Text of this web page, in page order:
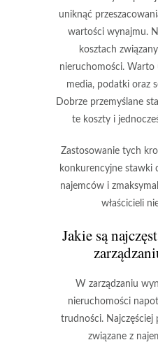
uniknąć
wartości wynajmu.
kosztach
nieruchomości.Warto
media, podatki oraz
Dobrze przemyślane
te koszty i
Zastosowanie tych
konkurencyjne stawki
najemców i
właścicieli
Jakie są
W zarządzaniu
nieruchomości
trudności. Najczęściej
związane z